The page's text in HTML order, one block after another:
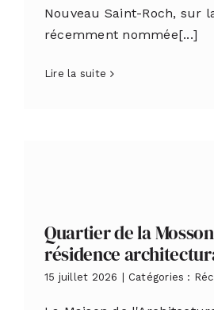
Nouveau Saint-Roch, sur
récemment nommée[...]
Lire la suite
Quartier de la
résidence
15 juillet 2026 Catégories :